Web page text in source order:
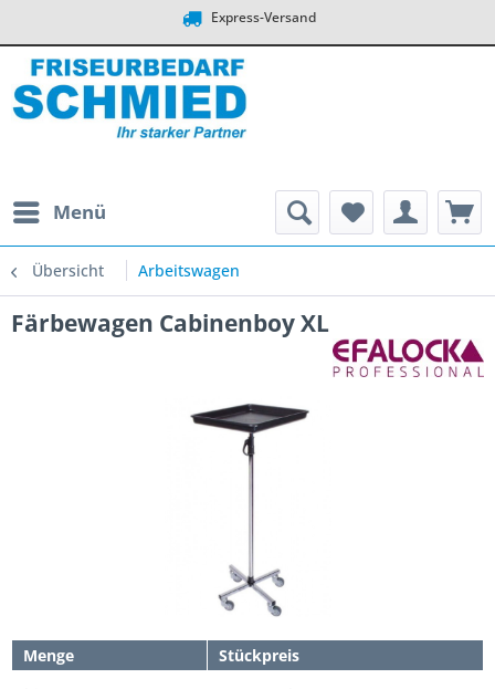
Express-Versand
Menü
Übersicht Arbeitswagen
Färbewagen Cabinenboy XL
Menge
Stückpreis